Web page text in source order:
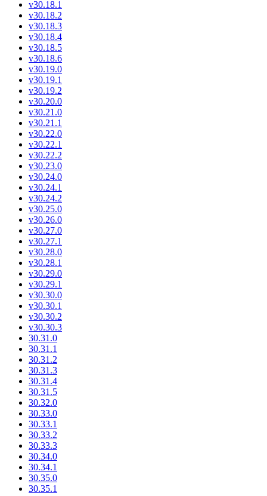
v30.18.1
v30.18.2
v30.18.3
v30.18.4
v30.18.5
v30.18.6
v30.19.0
v30.19.1
v30.19.2
v30.20.0
v30.21.0
v30.21.1
v30.22.0
v30.22.1
v30.22.2
v30.23.0
v30.24.0
v30.24.1
v30.24.2
v30.25.0
v30.26.0
v30.27.0
v30.27.1
v30.28.0
v30.28.1
v30.29.0
v30.29.1
v30.30.0
v30.30.1
v30.30.2
v30.30.3
30.31.0
30.31.1
30.31.2
30.31.3
30.31.4
30.31.5
30.32.0
30.33.0
30.33.1
30.33.2
30.33.3
30.34.0
30.34.1
30.35.0
30.35.1